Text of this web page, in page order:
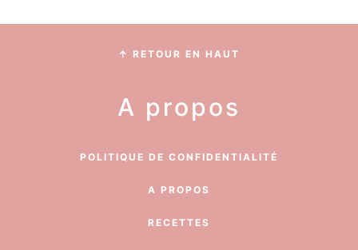
↑ RETOUR EN HAUT
A propos
POLITIQUE DE CONFIDENTIALITÉ
A PROPOS
RECETTES